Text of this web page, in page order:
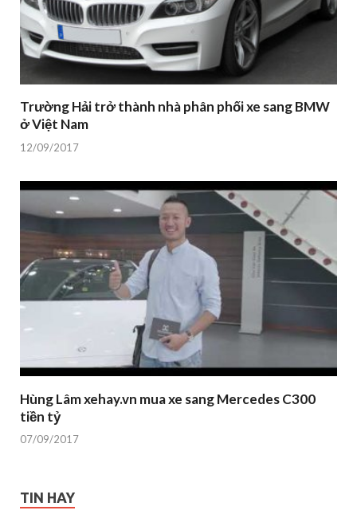
Trường Hải trở thành nhà phân phối xe sang BMW
ở Việt Nam
12/09/2017
Hùng Lâm xehay.vn mua xe sang Mercedes C300
tiền tỷ
07/09/2017
TIN HAY